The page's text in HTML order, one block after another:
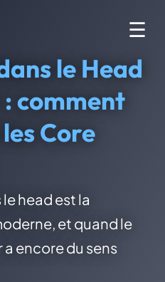
☰
le Head
comment
Core
head est la
et quand le
encore du sens